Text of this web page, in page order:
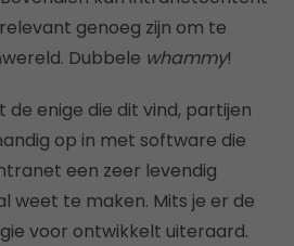
genoeg zijn om te
Dubbele whammy!
de enige die dit vind, partijen
op in met software die
een zeer levendig
weet te maken. Mits je er de
voor ontwikkelt uiteraard.